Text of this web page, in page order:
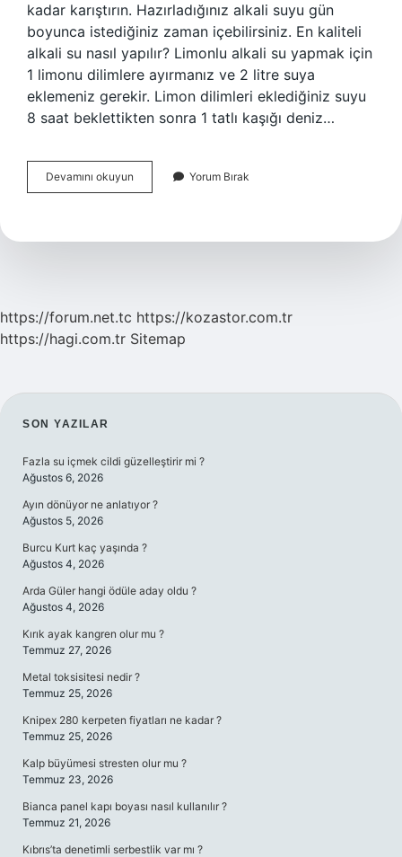
kadar karıştırın. Hazırladığınız alkali suyu gün
boyunca istediğiniz zaman içebilirsiniz. En kaliteli
alkali su nasıl yapılır? Limonlu alkali su yapmak için
1 limonu dilimlere ayırmanız ve 2 litre suya
eklemeniz gerekir. Limon dilimleri eklediğiniz suyu
8 saat beklettikten sonra 1 tatlı kaşığı deniz…
Devamını okuyun
Alkali
Getirilir
Yorum Bırak
https://forum.net.tc https://kozastor.com.tr
https://hagi.com.tr Sitemap
SIDEBAR
SON YAZILAR
Fazla su içmek cildi güzelleştirir mi ?
Ağustos 6, 2026
Ayın dönüyor ne anlatıyor ?
Ağustos 5, 2026
Burcu Kurt kaç yaşında ?
Ağustos 4, 2026
Arda Güler hangi ödüle aday oldu ?
Ağustos 4, 2026
Kırık ayak kangren olur mu ?
Temmuz 27, 2026
Metal toksisitesi nedir ?
Temmuz 25, 2026
Knipex 280 kerpeten fiyatları ne kadar ?
Temmuz 25, 2026
Kalp büyümesi stresten olur mu ?
Temmuz 23, 2026
Bianca panel kapı boyası nasıl kullanılır ?
Temmuz 21, 2026
Kıbrıs’ta denetimli serbestlik var mı ?